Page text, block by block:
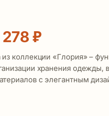
₽Текущая
коллекции «Глория» –
хранения одежды,
с элегантным